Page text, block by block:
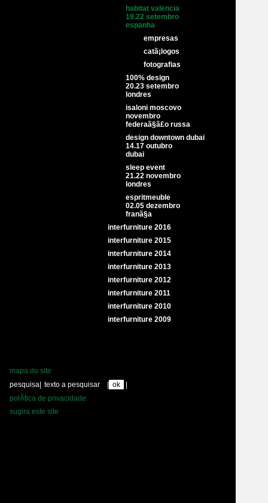
habitat valencia
19.22 setembro
espanha
empresas
catã¡logos
fotografias
100% design
20.23 setembro
londres
isaloni moscovo
novembro
federaã§ã£o russa
design downtown dubai
14.17 outubro
dubai
sleep event
21.22 novembro
londres
espritmeuble
02.05 dezembro
franã§a
interfurniture 2016
interfurniture 2015
interfurniture 2014
interfurniture 2013
interfurniture 2012
interfurniture 2011
interfurniture 2010
interfurniture 2009
mapa do site
pesquisa
polÃ­tica de privacidade
sugira este site